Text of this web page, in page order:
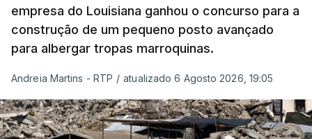
empresa do Louisiana ganhou o concurso para a
construção de um pequeno posto avançado
para albergar tropas marroquinas.
Andreia Martins - RTP / atualizado 6 Agosto 2026, 19:05